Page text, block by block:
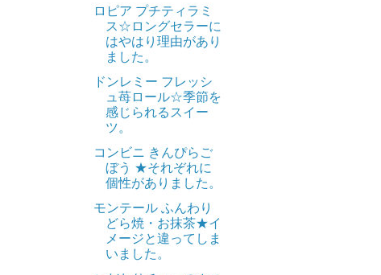
ロピア プチティラミ
ス☆ロングセラーに
はやはり理由があり
ました。
ドンレミー フレッシ
ュ苺ロール☆季節を
感じられるスイー
ツ。
コンビニ きんぴらご
ぼう ★それぞれに
個性がありました。
モンテール ふんわり
どら焼・お抹茶★イ
メージと違ってしま
いました。